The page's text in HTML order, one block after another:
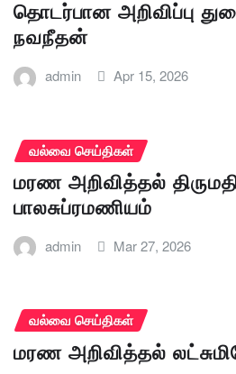
தொடர்பான அறிவிப்பு
நவநீதன்
admin Apr 15, 2026
வல்வை செய்திகள்
மரண அறிவித்தல்
பாலசுப்ரமணியம்
admin Mar 27, 2026
வல்வை செய்திகள்
மரண அறிவித்தல்